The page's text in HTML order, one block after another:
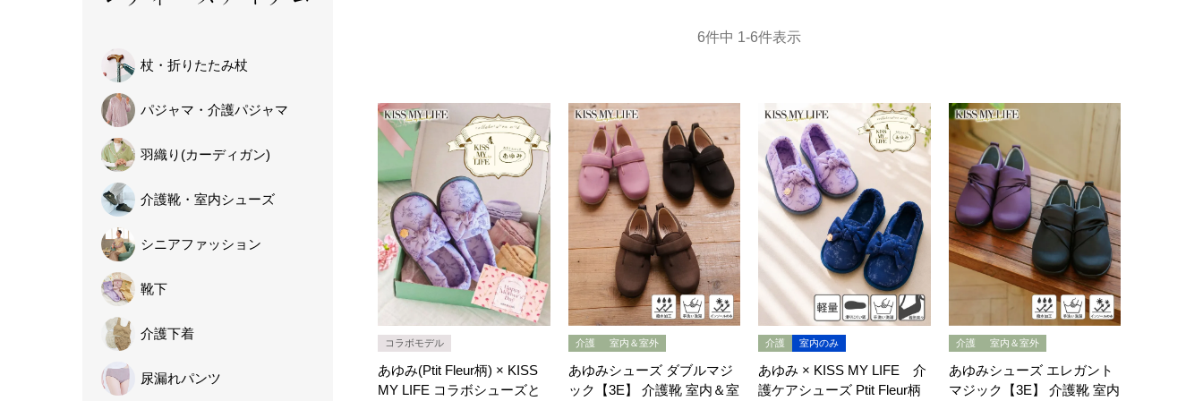
杖・ 折りたたみ杖
パジャマ・ 介護パジャマ
羽織り (カーディガン)
介護靴・ 室内シューズ
シニアファッション
靴下
介護下着
尿漏れパンツ
6件中 1-6件表示
コラボモデル
あゆみ(Ptit Fleur柄) × KISS
MY LIFE コラボシューズと
介護 室内＆室外
あゆみシューズ ダブルマジ
ック【3E】 介護靴 室内＆室
介護 室内のみ
あゆみ × KISS MY LIFE 介
護ケアシューズ Ptit Fleur柄
介護 室内＆室外
あゆみシューズ エレガント
マジック【3E】 介護靴 室内